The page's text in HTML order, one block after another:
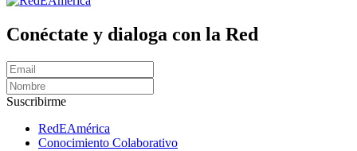
Conéctate y dialoga con la Red
Suscribirme
RedEAmérica
Conocimiento Colaborativo